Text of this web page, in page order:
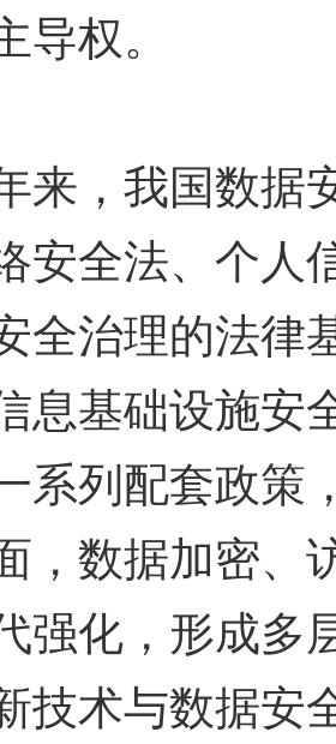
导权。
，我国数据
安全法、个人
全治理的法律
息基础设施
系列配套政策
，数据加密、
强化，形成多
技术与数据安